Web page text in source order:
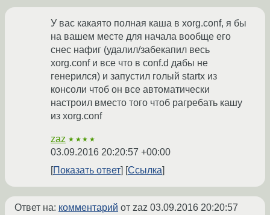
У вас какаято полная каша в xorg.conf, я бы
на вашем месте для начала вообще его
снес нафиг (удалил/забекапил весь
xorg.conf и все что в conf.d дабы не
генерился) и запустил голый startx из
консоли чтоб он все автоматически
настроил вместо того чтоб рагребать кашу
из xorg.conf
zaz ★★★★
03.09.2016 20:20:57 +00:00
Показать ответ
Ссылка
Ответ на: комментарий от zaz 03.09.2016 20:20:57